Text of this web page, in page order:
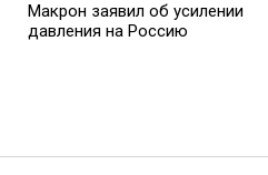
Макрон заявил об усилении
давления на Россию